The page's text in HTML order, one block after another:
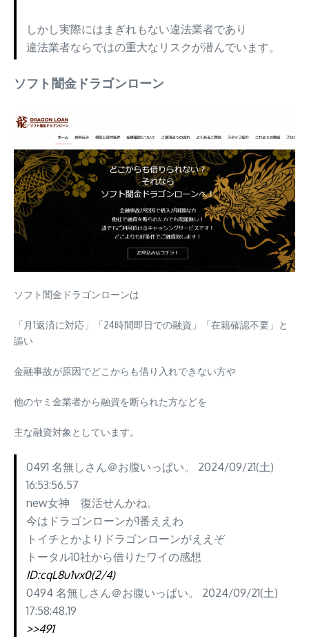
しかし実際にはまぎれもない違法業者であり
違法業者ならではの重大なリスクが潜んでいます。
ソフト闇金ドラゴンローン
ソフト闇金ドラゴンローンは
「月1返済に対応」「24時間即日での融資」「在籍確認不要」と
謳い
金融事故が原因でどこからも借り入れできない方や
他のヤミ金業者から融資を断られた方などを
主な融資対象としています。
0491 名無しさん＠お腹いっぱい。 2024/09/21(土)
16:53:56.57
new女神 復活せんかね。
今はドラゴンローンが1番ええわ
トイチとかよりドラゴンローンがええぞ
トータル10社から借りたワイの感想
ID:cqL8u1vx0(2/4)
0494 名無しさん＠お腹いっぱい。 2024/09/21(土)
17:58:48.19
>>491